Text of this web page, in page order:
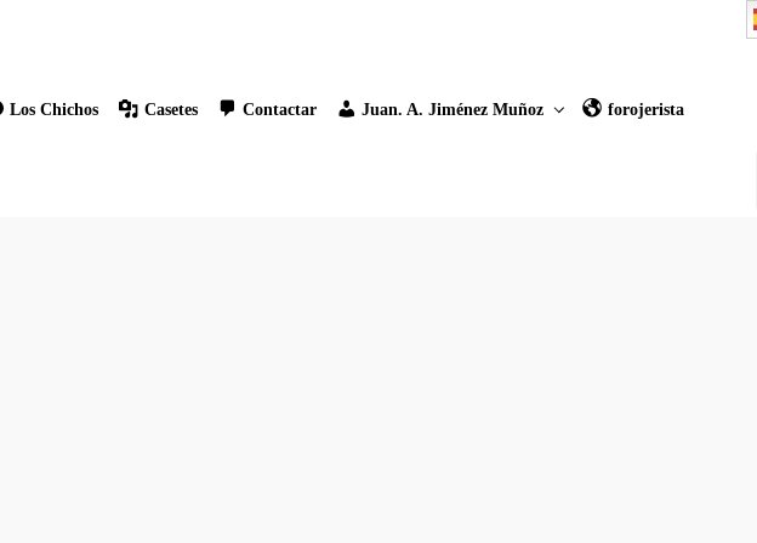
Los Chichos Casetes Contactar Juan. A. Jiménez Muñoz forojerista